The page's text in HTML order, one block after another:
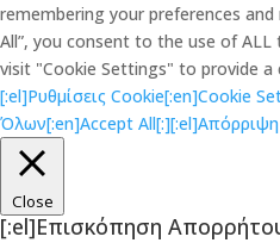
remembering your preferences
All”, you consent to the use of
visit "Cookie Settings" to provide a
[:el]Ρυθμίσεις Cookie[:en]Cookie
Όλων[:en]Accept All[:]
Close
[:el]Επισκόπηση